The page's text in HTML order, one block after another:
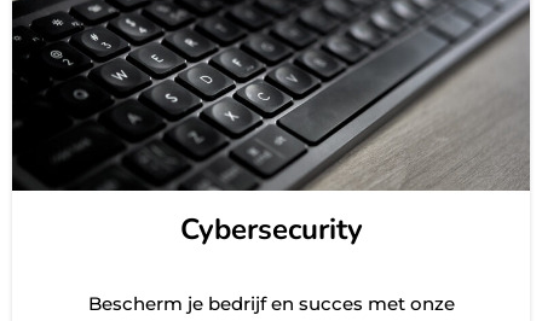
Cybersecurity
Bescherm je bedrijf en succes met onze